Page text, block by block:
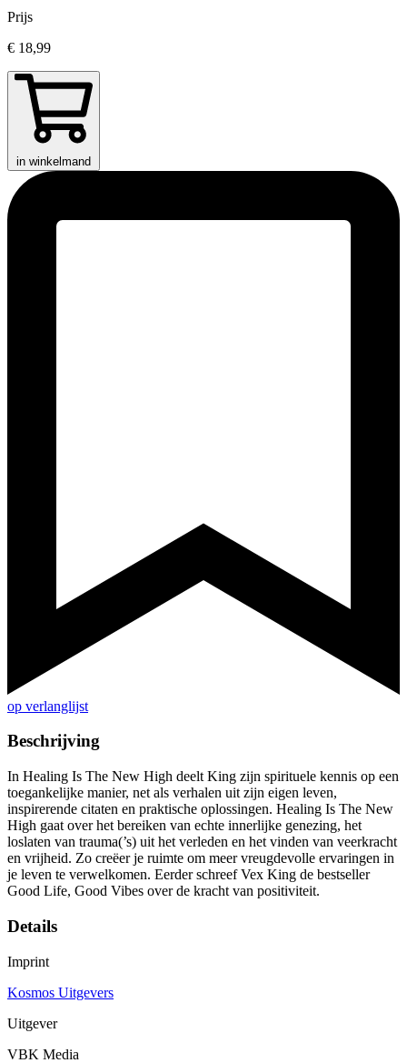
Prijs
€ 18,99
in winkelmand
op verlanglijst
Beschrijving
In Healing Is The New High deelt King zijn spirituele kennis op een
toegankelijke manier, net als verhalen uit zijn eigen leven,
inspirerende citaten en praktische oplossingen. Healing Is The New
High gaat over het bereiken van echte innerlijke genezing, het
loslaten van trauma(’s) uit het verleden en het vinden van veerkracht
en vrijheid. Zo creëer je ruimte om meer vreugdevolle ervaringen in
je leven te verwelkomen. Eerder schreef Vex King de bestseller
Good Life, Good Vibes over de kracht van positiviteit.
Details
Imprint
Kosmos Uitgevers
Uitgever
VBK Media